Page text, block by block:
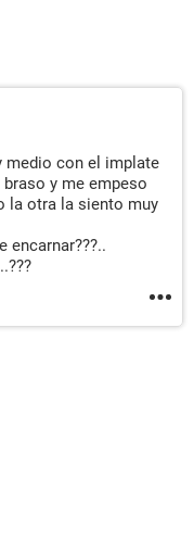
medio con el implate
y me empeso
la otra la siento muy
encarnar???..